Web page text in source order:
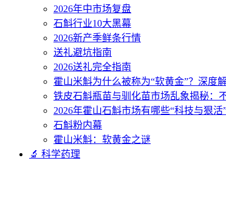
2026年中市场复盘
石斛行业10大黑幕
2026新产季鲜条行情
送礼避坑指南
2026送礼完全指南
霍山米斛为什么被称为“软黄金”？深度
铁皮石斛瓶苗与驯化苗市场乱象揭秘：
2026年霍山石斛市场有哪些“科技与狠活
石斛粉内幕
霍山米斛：软黄金之谜
🔬 科学药理